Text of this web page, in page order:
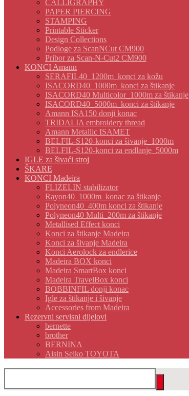
CALLIGRAPHY
PAPER PIERCING
STAMPING
Printable Sticker
Design Collections
Podloge za ScanNCut CM900
Pribor za Scan-N-Cut2 CM900
KONCI Amann
SERAFIL40_1200m_konci za kožu
ISACORD40_1000m_konci za štikanje
ISACORD40 Multicolor_1000m za štikanje
ISACORD40_5000m_konci za štikanje
Amann ISA150 donji konac
TRIDALIA embroidery thread
Amann Metallic ISAMET
BELFIL-S120-konci za šivanje_1000m
BELFIL-S120-konci za endlanje_5000m
IGLE za šivaći stroj
ŠKARE
KONCI Madeira
FLIZELIN stabilizator
Rayon40_1000m_konac za štikanje
Polyneon40_400m konci za štikanje
Polyneon40 Multi_200m za štikanje
Metallised Effect konci
Konci za štikanje Madeira
Konci za šivanje Madeira
Konci Aerolock za endlerice
Madeira BOX konci
Madeira SmartBox konci
Madeira TravelBox konci
BOBBINFIL donji konac
Igle za štikanje i šivanje
Accessories from Madeira
Rezervni servisni dijelovi
bernette
brother
BERNINA
Aisin Seiko TOYOTA